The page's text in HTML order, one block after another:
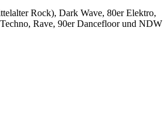
Rock), Dark Wave, 80er Elektro,
Rave, 90er Dancefloor und NDW